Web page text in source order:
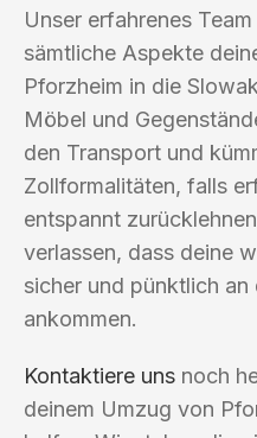
Unser erfahrenes
sämtliche Aspekte
Pforzheim in die
Möbel und
den Transport und
Zollformalitäten, falls
entspannt
verlassen, dass deine
sicher und pünktlich an
ankommen.
Kontaktiere uns noch
deinem Umzug von